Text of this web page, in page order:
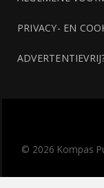
PRIVACY- EN
© 2026 Kompas